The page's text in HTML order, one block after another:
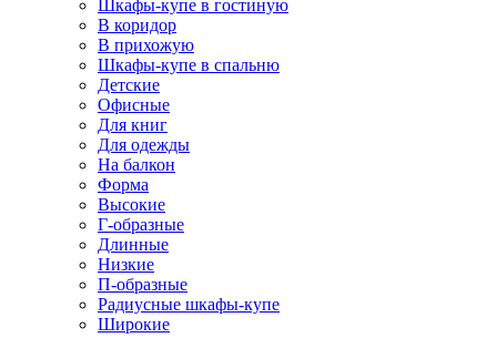
Шкафы-купе в гостиную
В коридор
В прихожую
Шкафы-купе в спальню
Детские
Офисные
Для книг
Для одежды
На балкон
Форма
Высокие
Г-образные
Длинные
Низкие
П-образные
Радиусные шкафы-купе
Широкие